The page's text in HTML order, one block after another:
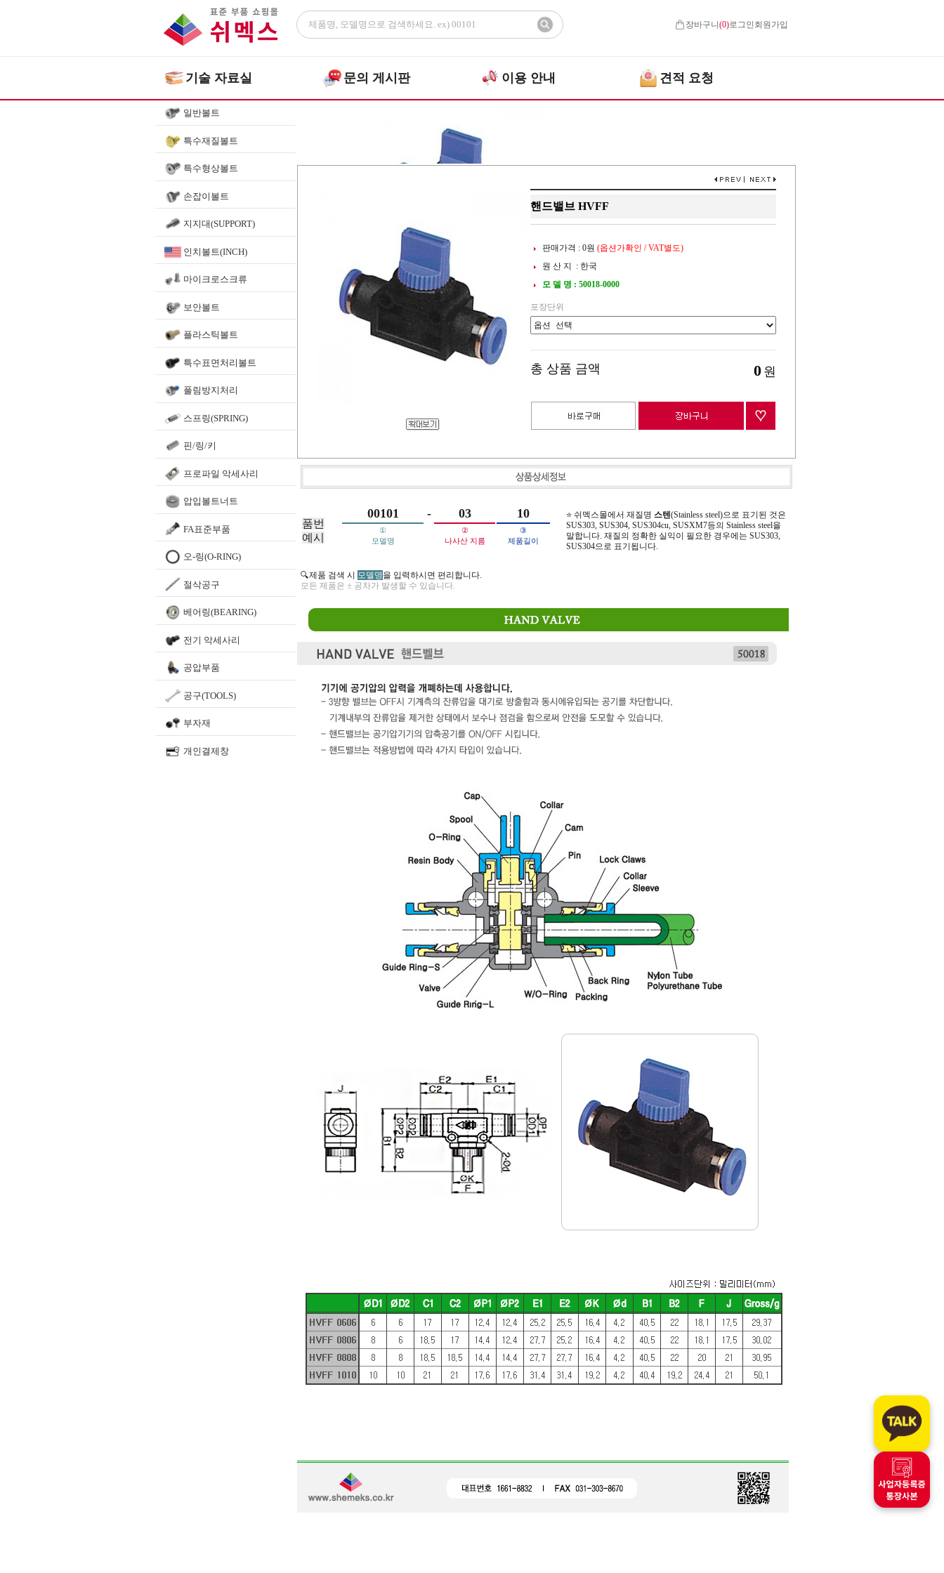
장바구니(0)로그인 회원가입
기술 자료실 문의 게시판 이용 안내 견적 요청
일반볼트
특수재질볼트
특수형상볼트
손잡이볼트
지지대(SUPPORT)
인치볼트(INCH)
마이크로스크류
보안볼트
플라스틱볼트
특수표면처리볼트
풀림방지처리
스프링(SPRING)
핀/링/키
프로파일 악세사리
압입볼트너트
FA표준부품
오-링(O-RING)
절삭공구
베어링(BEARING)
전기 악세사리
공압부품
공구(TOOLS)
부자재
개인결제창
핸드밸브
핸드밸브 HVFF
판매가격 : 0원 (옵션가확인 / VAT별도)
원 산 지 : 한국
모 델 명 : 50018-0000
포장단위
총 상품 금액 0 원
품번
예시
00101 - 03 10
①
모델명
②
나사산 지름
③
제품길이
⭐ 쉬멕스몰에서 재질명 스텐(Stainless steel)으로 표기된 것은
SUS303, SUS304, SUS304cu, SUSXM7등의 Stainless steel을
말합니다. 재질의 정확한 실익이 필요한 경우에는 SUS303,
SUS304으로 표기됩니다.
🔍제품 검색 시 모델명을 입력하시면 편리합니다.
모든 제품은 ± 공차가 발생할 수 있습니다.